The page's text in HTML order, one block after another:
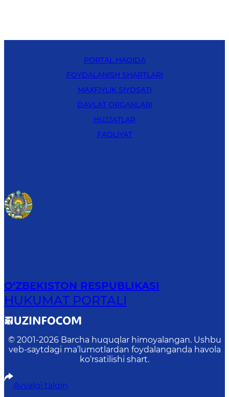
PORTAL HAQIDA
FOYDALANISH SHARTLARI
MAXFIYLIK SIYOSATI
DAVLAT ORGANLARI
HUJJATLAR
FAOLIYAT
O‘ZBEKISTON RESPUBLIKASI
HUKUMAT PORTALI
© 2001-2026 Barcha huquqlar himoyalangan. Ushbu
veb-saytdagi ma’lumotlardan foydalanganda havola
ko‘rsatilishi shart.
Avvalgi talqin